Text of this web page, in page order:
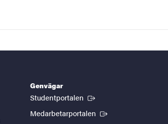
Genvägar
Studentportalen (Extern länk)
Medarbetarportalen (Extern länk)